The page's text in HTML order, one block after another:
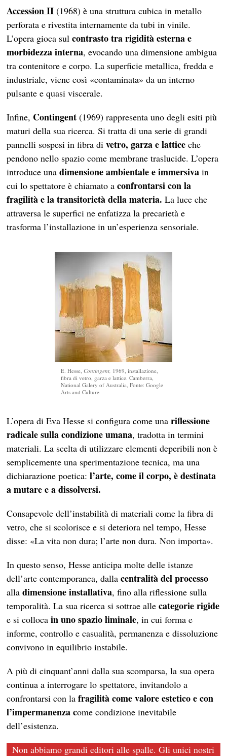
Accession II (1968) è una struttura cubica in metallo
perforata e rivestita internamente da tubi in vinile.
L’opera gioca sulcontrasto tra rigidità esterna e
morbidezza interna, evocando una dimensione ambigua
tra contenitore e corpo. La superficie metallica, fredda e
industriale, viene così «contaminata» da un interno
pulsante e quasi viscerale.
Infine, Contingent(1969) rappresenta uno degli esiti più
maturi della sua ricerca. Si tratta di una serie di grandi
pannelli sospesi in fibra divetro, garza e lattice che
pendono nello spazio come membrane traslucide. L’opera
introduce una dimensione ambientale e immersiva in
cui lo spettatore è chiamato aconfrontarsi con la
fragilità e la transitorietà della materia. La luce che
attraversa le superfici ne enfatizza la precarietà e
trasforma l’installazione in un’esperienza sensoriale.
E. Hesse, Contingent, 1969, installazione,
fibra di vetro, garza e lattice. Camberra,
National Galery of Australia, Fonte: Google
Arts and Culture
L’opera di Eva Hesse si configura come unariflessione
radicale sulla condizione umana, tradotta in termini
materiali. La scelta di utilizzare elementi deperibili non è
semplicemente una sperimentazione tecnica, ma una
dichiarazione poetica:l’arte, come il corpo, è destinata
a mutare e a dissolversi.
Consapevole dell’instabilità di materiali come la fibra di
vetro, che si scolorisce e si deteriora nel tempo, Hesse
disse: «La vita non dura; l’arte non dura. Non importa».
In questo senso, Hesse anticipa molte delle istanze
dell’arte contemporanea, dalla centralità del processo
alla dimensione installativa, fino alla riflessione sulla
temporalità. La sua ricerca si sottrae alle categorie rigide
e si colloca in uno spazio liminale, in cui forma e
informe, controllo e casualità, permanenza e dissoluzione
convivono in equilibrio instabile.
A più di cinquant’anni dalla sua scomparsa, la sua opera
continua a interrogare lo spettatore, invitandolo a
confrontarsi con la fragilità come valore estetico e con
l’impermanenza come condizione inevitabile
dell’esistenza.
Non abbiamo grandi editori alle spalle. Gli unici nostri